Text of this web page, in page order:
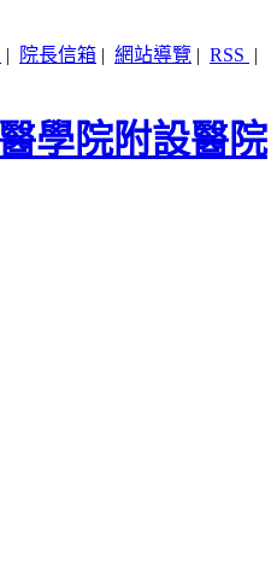
| 院長信箱 | 網站導覽 | RSS |